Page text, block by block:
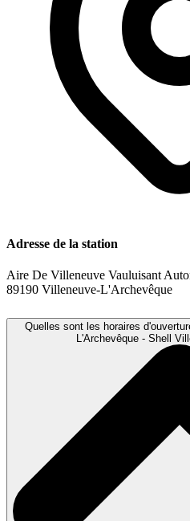
Adresse de la station
Aire De Villeneuve Vauluisant
89190 Villeneuve-L'Archevêque
Quelles sont les horaires
L'Archevêque - Shell